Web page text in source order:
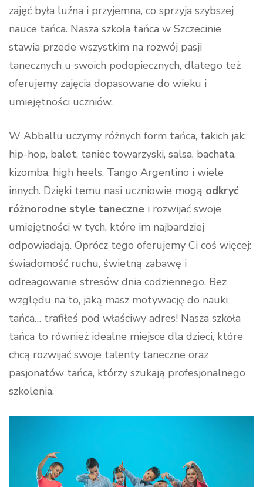
zajęć była luźna i przyjemna, co sprzyja szybszej
nauce tańca. Nasza szkoła tańca w Szczecinie
stawia przede wszystkim na rozwój pasji
tanecznych u swoich podopiecznych, dlatego też
oferujemy zajęcia dopasowane do wieku i
umiejętności uczniów.
W Abballu uczymy różnych form tańca, takich jak:
hip-hop, balet, taniec towarzyski, salsa, bachata,
kizomba, high heels, Tango Argentino i wiele
innych. Dzięki temu nasi uczniowie mogą odkryć
różnorodne style taneczne i rozwijać swoje
umiejętności w tych, które im najbardziej
odpowiadają. Oprócz tego oferujemy Ci coś więcej:
świadomość ruchu, świetną zabawę i
odreagowanie stresów dnia codziennego. Bez
względu na to, jaką masz motywację do nauki
tańca… trafiłeś pod właściwy adres! Nasza szkoła
tańca to również idealne miejsce dla dzieci, które
chcą rozwijać swoje talenty taneczne oraz
pasjonatów tańca, którzy szukają profesjonalnego
szkolenia.